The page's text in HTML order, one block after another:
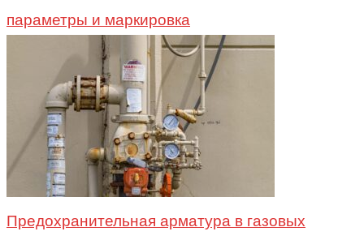
параметры и маркировка
Предохранительная арматура в газовых